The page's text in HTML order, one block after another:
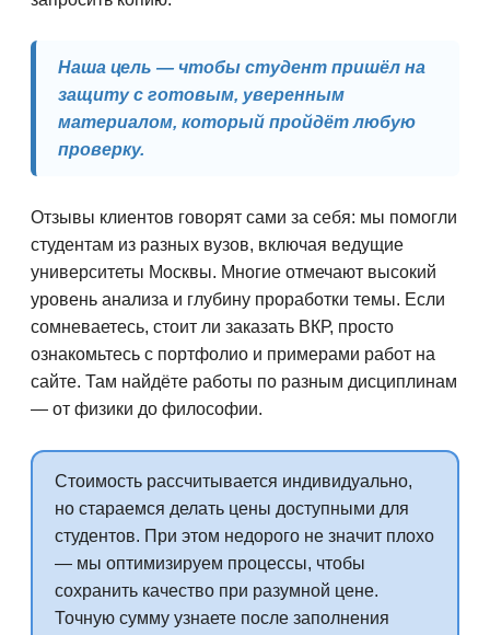
Наша цель — чтобы студент пришёл на
защиту с готовым, уверенным
материалом, который пройдёт любую
проверку.
Отзывы клиентов говорят сами за себя: мы помогли
студентам из разных вузов, включая ведущие
университеты Москвы. Многие отмечают высокий
уровень анализа и глубину проработки темы. Если
сомневаетесь, стоит ли заказать ВКР, просто
ознакомьтесь с портфолио и примерами работ на
сайте. Там найдёте работы по разным дисциплинам
— от физики до философии.
Стоимость рассчитывается индивидуально,
но стараемся делать цены доступными для
студентов. При этом недорого не значит плохо
— мы оптимизируем процессы, чтобы
сохранить качество при разумной цене.
Точную сумму узнаете после заполнения